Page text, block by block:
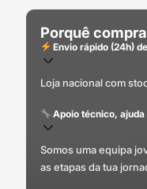
Porquê
Envio rápido (24h)
Loja nacional com
Apoio técnico,
Somos uma equipa
as etapas da tua